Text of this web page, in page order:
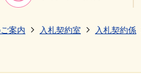
案内 入札契約室 入札契約係